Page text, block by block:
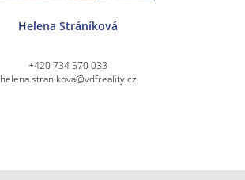
Helena Stráníková
+420 734 570 033
helena.stranikova@vdfreality.cz